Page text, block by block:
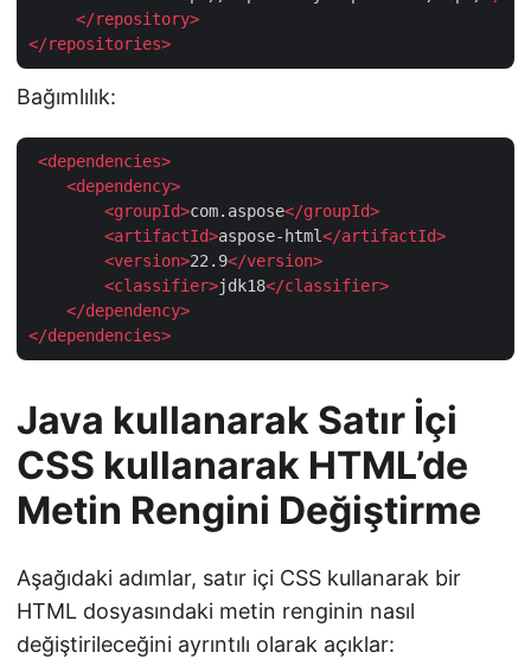
</repository>
</repositories>
Bağımlılık:
<dependencies>
<dependency>
<groupId>com.aspose</groupId>
<artifactId>aspose-html</artifactId>
<version>22.9</version>
<classifier>jdk18</classifier>
</dependency>
</dependencies>
Java kullanarak Satır İçi
CSS kullanarak HTML’de
Metin Rengini Değiştirme
Aşağıdaki adımlar, satır içi CSS kullanarak bir
HTML dosyasındaki metin renginin nasıl
değiştirileceğini ayrıntılı olarak açıklar: